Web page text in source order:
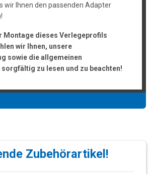
wir Ihnen den passenden Adapter
Montage dieses Verlegeprofils
wir Ihnen, unsere
sowie die allgemeinen
zu lesen und zu beachten!
Zubehörartikel!